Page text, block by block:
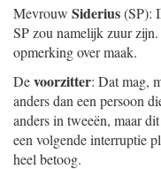
Mevrouw Siderius(SP):
SP zou namelijk zuur
opmerking over maak.
Devoorzitter: Dat mag,
anders dan een persoon
anders in tweeën, maar
een volgende interruptie
heel betoog.